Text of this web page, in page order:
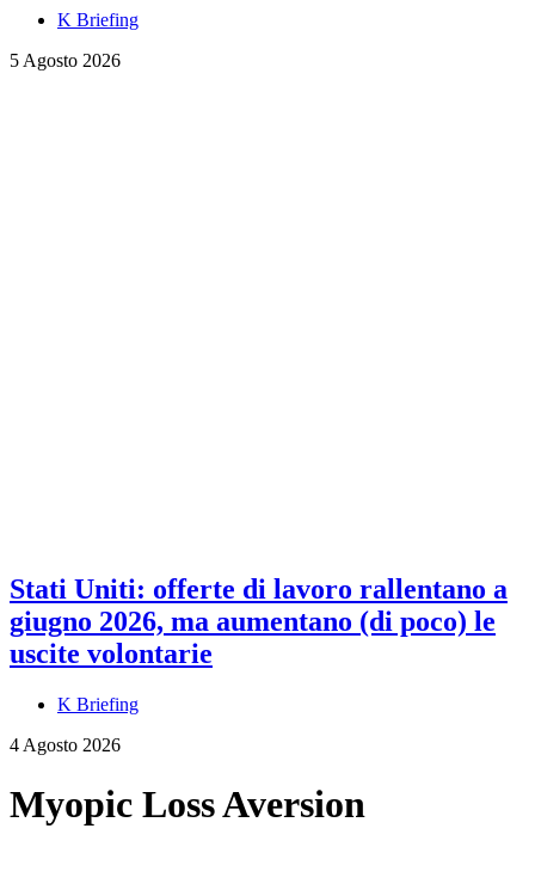
K Briefing
5 Agosto 2026
Stati Uniti: offerte di lavoro rallentano a
giugno 2026, ma aumentano (di poco) le
uscite volontarie
K Briefing
4 Agosto 2026
Myopic Loss Aversion